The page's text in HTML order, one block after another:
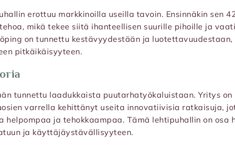
erottuu markkinoilla useilla tavoin. Ensinnäkin sen
mikä tekee siitä ihanteellisen suurille pihoille ja
on tunnettu kestävyydestään ja
pitkäikäisyyteen.
tunnettu laadukkaista puutarhatyökaluistaan. Yritys
varrella kehittänyt useita innovatiivisia ratkaisuja,
helpompaa ja tehokkaampaa. Tämä lehtipuhallin on osa
ja käyttäjäystävällisyyteen.